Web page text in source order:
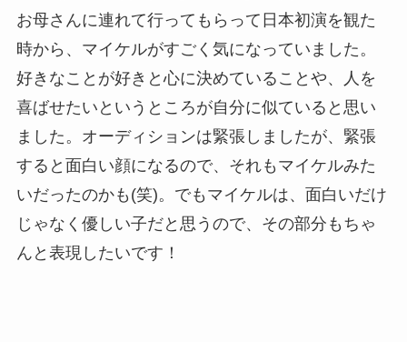
お母さんに連れて行ってもらって日本初演を観た
時から、マイケルがすごく気になっていました。
好きなことが好きと心に決めていることや、人を
喜ばせたいというところが自分に似ていると思い
ました。オーディションは緊張しましたが、緊張
すると面白い顔になるので、それもマイケルみた
いだったのかも(笑)。でもマイケルは、面白いだけ
じゃなく優しい子だと思うので、その部分もちゃ
んと表現したいです！